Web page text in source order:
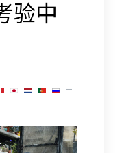
验中